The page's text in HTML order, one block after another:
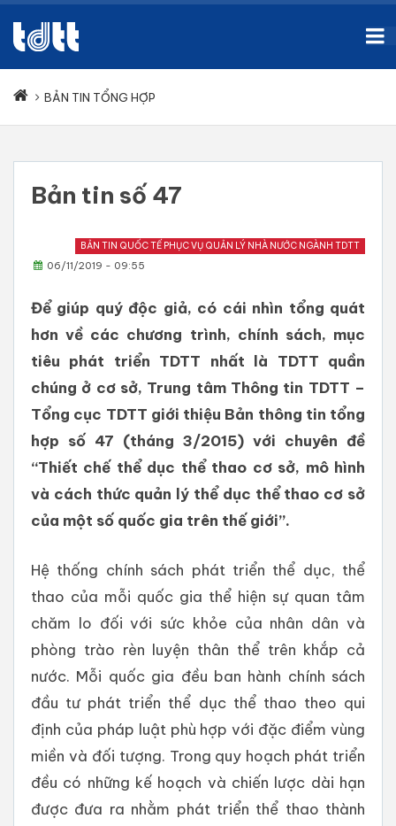
BẢN TIN TỔNG HỢP
Bản tin số 47
BẢN TIN QUỐC TẾ PHỤC VỤ QUẢN LÝ NHÀ NƯỚC NGÀNH TDTT
06/11/2019 - 09:55
Để giúp quý độc giả, có cái nhìn tổng quát
hơn về các chương trình, chính sách, mục
tiêu phát triển TDTT nhất là TDTT quần
chúng ở cơ sở, Trung tâm Thông tin TDTT –
Tổng cục TDTT giới thiệu Bản thông tin tổng
hợp số 47 (tháng 3/2015) với chuyên đề
“Thiết chế thể dục thể thao cơ sở, mô hình
và cách thức quản lý thể dục thể thao cơ sở
của một số quốc gia trên thế giới”.
Hệ thống chính sách phát triển thể dục, thể
thao của mỗi quốc gia thể hiện sự quan tâm
chăm lo đối với sức khỏe của nhân dân và
phòng trào rèn luyện thân thể trên khắp cả
nước. Mỗi quốc gia đều ban hành chính sách
đầu tư phát triển thể dục thể thao theo qui
định của pháp luật phù hợp với đặc điểm vùng
miền và đối tượng. Trong quy hoạch phát triển
đều có những kế hoạch và chiến lược dài hạn
được đưa ra nhằm phát triển thể thao thành